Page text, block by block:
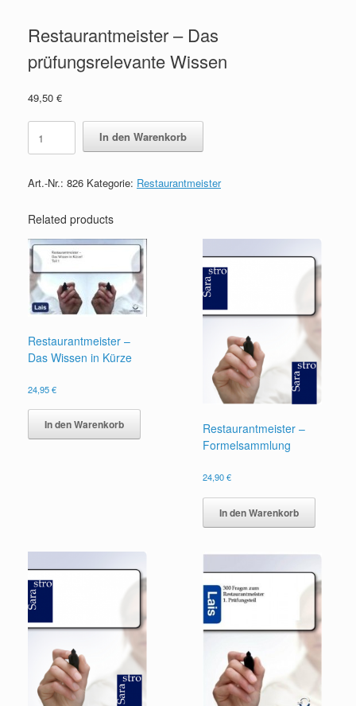
Restaurantmeister – Das
prüfungsrelevante Wissen
49,50 €
Restaurantmeister
Das
Wissen
In den Warenkorb
Art.-Nr.: 826 Kategorie: Restaurantmeister
Related products
Restaurantmeister –
Das Wissen in Kürze
24,95€
In den Warenkorb
Restaurantmeister –
Formelsammlung
24,90€
In den Warenkorb